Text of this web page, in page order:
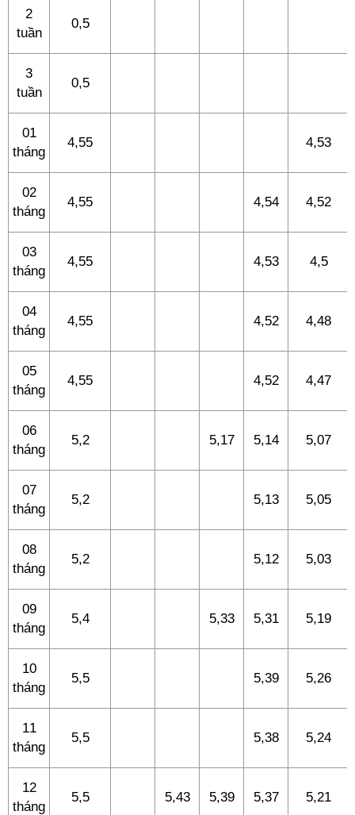
2
tuần
0,5
3
tuần
0,5
01
tháng
4,55 4,53
02
tháng
4,55 4,54 4,52
03
tháng
4,55 4,53 4,5
04
tháng
4,55 4,52 4,48
05
tháng
4,55 4,52 4,47
06
tháng
5,2 5,17 5,14 5,07
07
tháng
5,2 5,13 5,05
08
tháng
5,2 5,12 5,03
09
tháng
5,4 5,33 5,31 5,19
10
tháng
5,5 5,39 5,26
11
tháng
5,5 5,38 5,24
12
tháng
5,5 5,43 5,39 5,37 5,21